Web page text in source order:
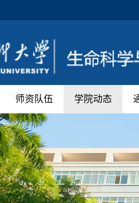
师资队伍 学院动态